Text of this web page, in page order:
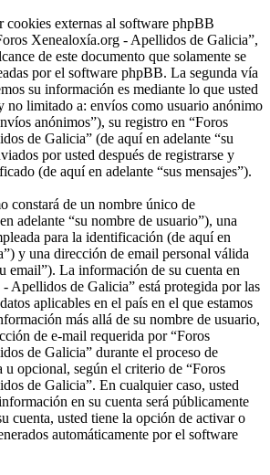
cookies externas al software phpBB
Xenealoxía.org - Apellidos de Galicia”,
de este documento que solamente se
por el software phpBB. La segunda vía
su información es mediante lo que usted
no limitado a: envíos como usuario anónimo
anónimos”), su registro en “Foros
de Galicia” (de aquí en adelante “su
por usted después de registrarse y
(de aquí en adelante “sus mensajes”).
constará de un nombre único de
adelante “su nombre de usuario”), una
para la identificación (de aquí en
y una dirección de email personal válida
email”). La información de su cuenta en
Apellidos de Galicia” está protegida por las
aplicables en el país en el que estamos
más allá de su nombre de usuario,
de e-mail requerida por “Foros
de Galicia” durante el proceso de
u opcional, según el criterio de “Foros
de Galicia”. En cualquier caso, usted
en su cuenta será públicamente
cuenta, usted tiene la opción de activar o
automáticamente por el software